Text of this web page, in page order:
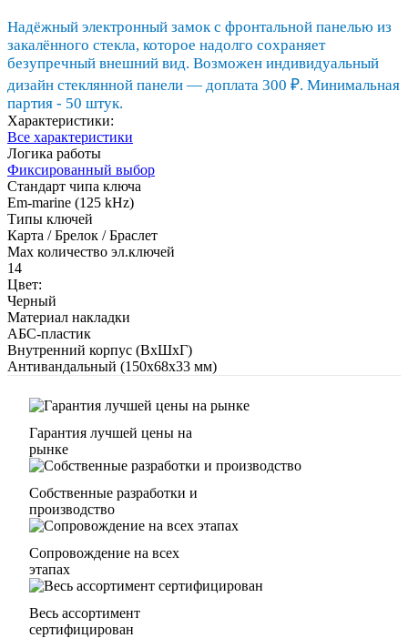
Надёжный электронный замок с фронтальной панелью из
закалённого стекла, которое надолго сохраняет
безупречный внешний вид. Возможен индивидуальный
дизайн стеклянной панели — доплата 300 ₽. Минимальная
партия - 50 штук.
Характеристики:
Все характеристики
Логика работы
Фиксированный выбор
Стандарт чипа ключа
Em-marine (125 kHz)
Типы ключей
Карта / Брелок / Браслет
Max количество эл.ключей
14
Цвет:
Черный
Материал накладки
АБС-пластик
Внутренний корпус (ВхШхГ)
Антивандальный (150х68х33 мм)
Гарантия лучшей цены на
рынке
Собственные разработки и
производство
Сопровождение на всех
этапах
Весь ассортимент
сертифицирован